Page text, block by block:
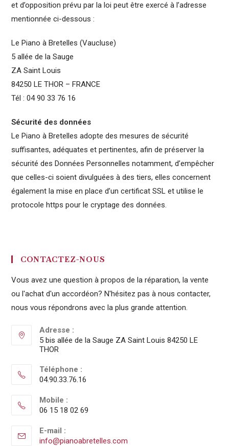
et d’opposition prévu par la loi peut être exercé à l’adresse
mentionnée ci-dessous :
Le Piano à Bretelles (Vaucluse)
5 allée de la Sauge
ZA Saint Louis
84250 LE THOR – FRANCE
Tél : 04 90 33 76 16
Sécurité des données
Le Piano à Bretelles adopte des mesures de sécurité
suffisantes, adéquates et pertinentes, afin de préserver la
sécurité des Données Personnelles notamment, d’empêcher
que celles-ci soient divulguées à des tiers, elles concernent
également la mise en place d’un certificat SSL et utilise le
protocole https pour le cryptage des données.
CONTACTEZ-NOUS
Vous avez une question à propos de la réparation, la vente
ou l'achat d'un accordéon? N'hésitez pas à nous contacter,
nous vous répondrons avec la plus grande attention.
Adresse :
5 bis allée de la Sauge ZA Saint Louis 84250 LE
THOR
Téléphone :
04.90.33.76.16
Mobile :
06 15 18 02 69
E-mail :
info@pianoabretelles.com